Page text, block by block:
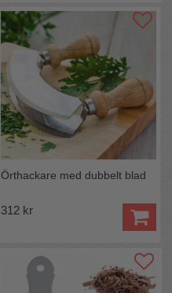
Örthackare med dubbelt blad
312 kr